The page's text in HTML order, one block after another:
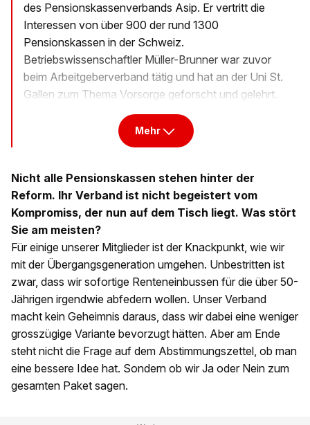
des Pensionskassenverbands Asip. Er vertritt die
Interessen von über 900 der rund 1300
Pensionskassen in der Schweiz.
Betriebswissenschaftler Müller-Brunner war zuvor
beim Arbeitgeberverband tätig und hat an der Uni St.
Gallen zum Thema Vorsorge geforscht und gelehrt.
Mehr
Nicht alle Pensionskassen stehen hinter der
Reform. Ihr Verband ist nicht begeistert vom
Kompromiss, der nun auf dem Tisch liegt. Was stört
Sie am meisten?
Für einige unserer Mitglieder ist der Knackpunkt, wie wir
mit der Übergangsgeneration umgehen. Unbestritten ist
zwar, dass wir sofortige Renteneinbussen für die über 50-
Jährigen irgendwie abfedern wollen. Unser Verband
macht kein Geheimnis daraus, dass wir dabei eine weniger
grosszügige Variante bevorzugt hätten. Aber am Ende
steht nicht die Frage auf dem Abstimmungszettel, ob man
eine bessere Idee hat. Sondern ob wir Ja oder Nein zum
gesamten Paket sagen.